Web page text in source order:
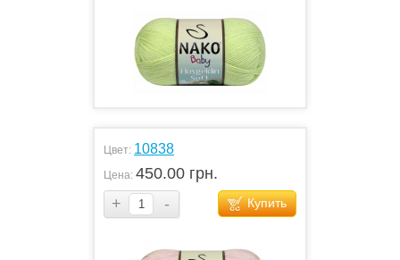
Цвет: 10838
Цена: 450.00 грн.
+
- Купить